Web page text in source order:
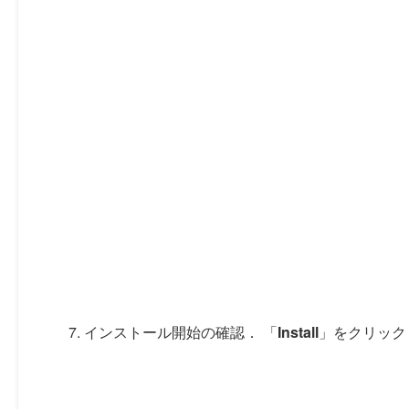
インストール開始の確認． 「Install 」をクリッ